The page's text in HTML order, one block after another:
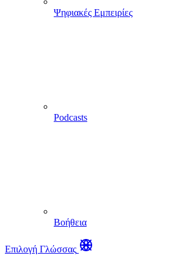
Ψηφιακές Εμπειρίες
Podcasts
Βοήθεια
Επιλογή Γλώσσας